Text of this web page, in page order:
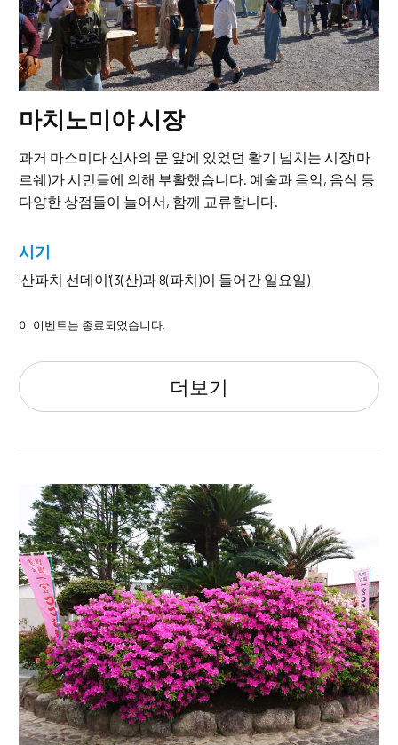
마치노미야 시장
과거 마스미다 신사의 문 앞에 있었던 활기 넘치는 시장(마
르쉐)가 시민들에 의해 부활했습니다. 예술과 음악, 음식 등
다양한 상점들이 늘어서, 함께 교류합니다.
시기
'산파치 선데이'(3(산)과 8(파치)이 들어간 일요일)
이 이벤트는 종료되었습니다.
더보기